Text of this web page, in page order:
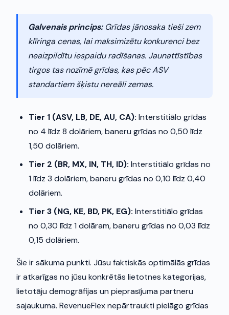
Galvenais princips:Grīdas jānosaka tieši zem
klīringa cenas, lai maksimizētu konkurenci bez
neaizpildītu iespaidu radīšanas. Jaunattīstības
tirgos tas nozīmē grīdas, kas pēc ASV
standartiem šķistu nereāli zemas.
Tier 1 (ASV, LB, DE, AU, CA): Interstitiālo grīdas
no 4 līdz 8 dolāriem, baneru grīdas no 0,50 līdz
1,50 dolāriem.
Tier 2 (BR, MX, IN, TH, ID): Interstitiālo grīdas no
1 līdz 3 dolāriem, baneru grīdas no 0,10 līdz 0,40
dolāriem.
Tier 3 (NG, KE, BD, PK, EG): Interstitiālo grīdas
no 0,30 līdz 1 dolāram, baneru grīdas no 0,03 līdz
0,15 dolāriem.
Šie ir sākuma punkti. Jūsu faktiskās optimālās grīdas
ir atkarīgas no jūsu konkrētās lietotnes kategorijas,
lietotāju demogrāfijas un pieprasījuma partneru
sajaukuma. RevenueFlex nepārtraukti pielāgo grīdas